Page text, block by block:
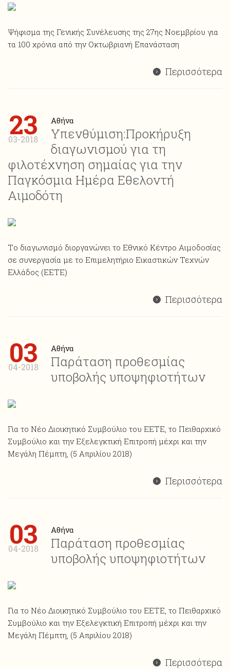
Ψήφισμα της Γενικής Συνέλευσης της 27ης Νοεμβρίου για
τα 100 χρόνια από την Οκτωβριανή Επανάσταση
Περισσότερα
23
03-2018
Αθήνα
Υπενθύμιση:Προκήρυξη
διαγωνισμού για τη
φιλοτέχνηση σημαίας για την
Παγκόσμια Ημέρα Εθελοντή
Αιμοδότη
Tο διαγωνισμό διοργανώνει το Εθνικό Κέντρο Αιμοδοσίας
σε συνεργασία με το Επιμελητήριο Εικαστικών Τεχνών
Ελλάδος (EETE)
Περισσότερα
03
04-2018
Αθήνα
Παράταση προθεσμίας
υποβολής υποψηφιοτήτων
Για το Νέο Διοικητικό Συμβούλιο του ΕΕΤΕ, το Πειθαρχικό
Συμβούλιο και την Εξελεγκτική Επιτροπή μέχρι και την
Μεγάλη Πέμπτη, (5 Απριλίου 2018)
Περισσότερα
03
04-2018
Αθήνα
Παράταση προθεσμίας
υποβολής υποψηφιοτήτων
Για το Νέο Διοικητικό Συμβούλιο του ΕΕΤΕ, το Πειθαρχικό
Συμβούλιο και την Εξελεγκτική Επιτροπή μέχρι και την
Μεγάλη Πέμπτη, (5 Απριλίου 2018)
Περισσότερα